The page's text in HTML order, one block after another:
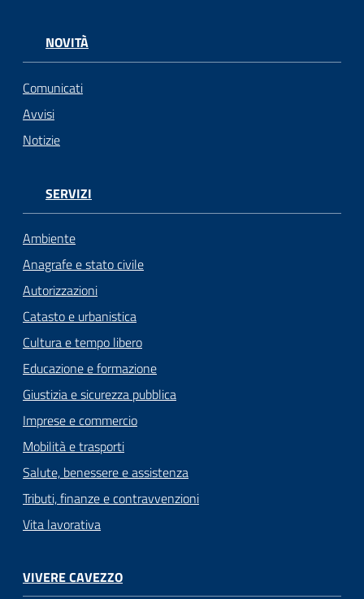
NOVITÀ
Comunicati
Avvisi
Notizie
SERVIZI
Ambiente
Anagrafe e stato civile
Autorizzazioni
Catasto e urbanistica
Cultura e tempo libero
Educazione e formazione
Giustizia e sicurezza pubblica
Imprese e commercio
Mobilità e trasporti
Salute, benessere e assistenza
Tributi, finanze e contravvenzioni
Vita lavorativa
VIVERE CAVEZZO